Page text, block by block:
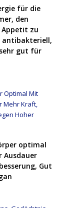
für die
den
Appetit zu
antibakteriell,
gut für
optimal
Ausdauer
Gut